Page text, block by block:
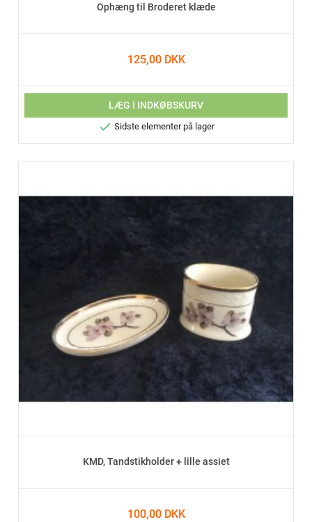
Ophæng til Broderet klæde
125,00 DKK
LÆG I INDKØBSKURV
 Sidste elementer på lager
KMD, Tandstikholder + lille assiet
100,00 DKK